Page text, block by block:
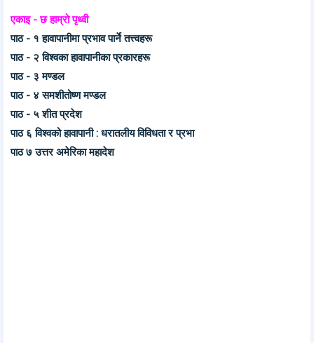
एकाइ - छ हाम्रो पृथ्वी
पाठ - १ हावापानीमा प्रभाव पार्ने तत्त्वहरू
पाठ - २ विश्वका हावापानीका प्रकारहरू
पाठ - ३ मण्डल
पाठ - ४ समशीतोष्ण मण्डल
पाठ - ५ शीत प्रदेश
पाठ ६ विश्वको हावापानी : धरातलीय विविधता र प्रभा
पाठ ७ उत्तर अमेरिका महादेश